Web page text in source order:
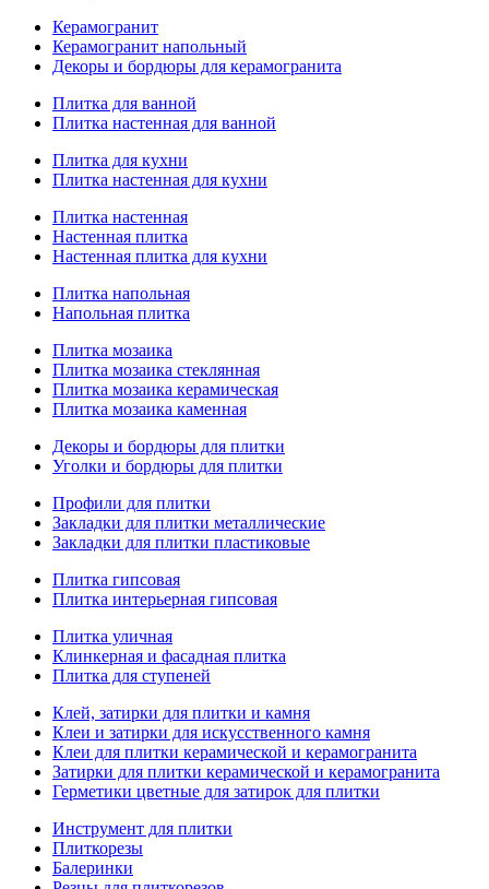
Керамогранит
Керамогранит напольный
Декоры и бордюры для керамогранита
Плитка для ванной
Плитка настенная для ванной
Плитка для кухни
Плитка настенная для кухни
Плитка настенная
Настенная плитка
Настенная плитка для кухни
Плитка напольная
Напольная плитка
Плитка мозаика
Плитка мозаика стеклянная
Плитка мозаика керамическая
Плитка мозаика каменная
Декоры и бордюры для плитки
Уголки и бордюры для плитки
Профили для плитки
Закладки для плитки металлические
Закладки для плитки пластиковые
Плитка гипсовая
Плитка интерьерная гипсовая
Плитка уличная
Клинкерная и фасадная плитка
Плитка для ступеней
Клей, затирки для плитки и камня
Клеи и затирки для искусственного камня
Клеи для плитки керамической и керамогранита
Затирки для плитки керамической и керамогранита
Герметики цветные для затирок для плитки
Инструмент для плитки
Плиткорезы
Балеринки